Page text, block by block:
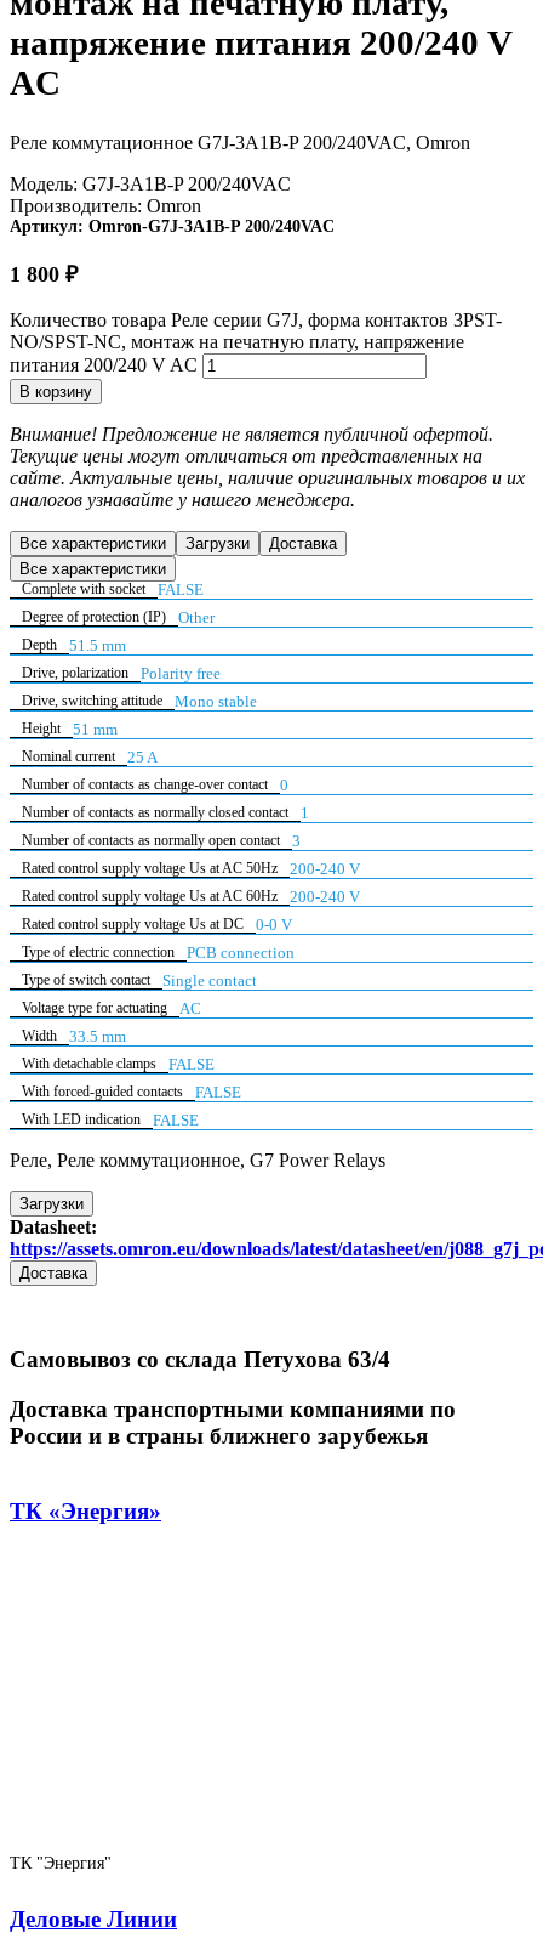
напряжение питания 200/240 V
AC
Реле коммутационное G7J-3A1B-P 200/240VAC, Omron
Модель: G7J-3A1B-P 200/240VAC
Производитель: Omron
Артикул: Omron-G7J-3A1B-P 200/240VAC
1 800 ₽
Количество товара Реле серии G7J, форма контактов 3PST-
NO/SPST-NC, монтаж на печатную плату, напряжение
питания 200/240 V AC
В корзину
Внимание! Предложение не является публичной офертой.
Текущие цены могут отличаться от представленных на
сайте. Актуальные цены, наличие оригинальных товаров и их
аналогов узнавайте у нашего менеджера.
Все характеристики Загрузки
Доставка
Все характеристики
Complete with socket FALSE
Degree of protection (IP) Other
Depth 51.5 mm
Drive, polarization Polarity free
Drive, switching attitude Mono stable
Height 51 mm
Nominal current 25 A
Number of contacts as change-over contact 0
Number of contacts as normally closed contact 1
Number of contacts as normally open contact 3
Rated control supply voltage Us at AC 50Hz 200-240 V
Rated control supply voltage Us at AC 60Hz 200-240 V
Rated control supply voltage Us at DC 0-0 V
Type of electric connection PCB connection
Type of switch contact Single contact
Voltage type for actuating AC
Width 33.5 mm
With detachable clamps FALSE
With forced-guided contacts FALSE
With LED indication FALSE
Реле, Реле коммутационное, G7 Power Relays
Загрузки
Datasheet:
https://assets.omron.eu/downloads/latest/datasheet/en/
Доставка
Самовывоз со склада Петухова 63/4
Доставка транспортными компаниями по
России и в страны ближнего зарубежья
ТК «Энергия»
ТК "Энергия"
Деловые Линии